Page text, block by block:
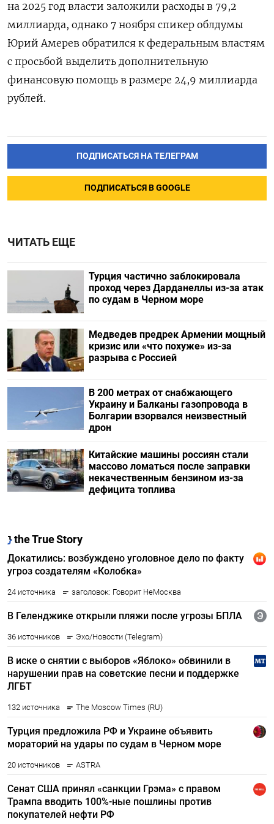
на 2025 год власти заложили расходы в 79,2
миллиарда, однако 7 ноября спикер облдумы
Юрий Амерев обратился к федеральным властям
с просьбой выделить дополнительную
финансовую помощь в размере 24,9 миллиарда
рублей.
ПОДПИСАТЬСЯ НА ТЕЛЕГРАМ
ПОДПИСАТЬСЯ В GOOGLE
ЧИТАТЬ ЕЩЕ
Турция частично заблокировала
проход через Дарданеллы из-за атак
по судам в Черном море
Медведев предрек Армении мощный
кризис или «что похуже» из-за
разрыва с Россией
В 200 метрах от снабжающего
Украину и Балканы газопровода в
Болгарии взорвался неизвестный
дрон
Китайские машины россиян стали
массово ломаться после заправки
некачественным бензином из-за
дефицита топлива